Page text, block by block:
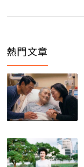
熱門文章